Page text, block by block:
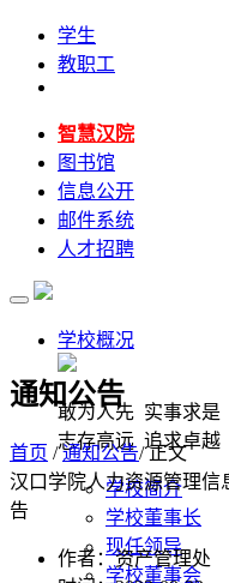
学生
教职工
智慧汉院
图书馆
信息公开
邮件系统
人才招聘
学校概况
敢为人先 实事求是
志存高远 追求卓越
学校简介
学校董事长
现任领导
学校董事会
通知公告
首页 /通知公告/ 正文
汉口学院人力资源管理信
告
作者：资产管理处